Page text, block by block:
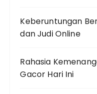
Keberuntungan
dan Judi Online
Rahasia
Gacor Hari Ini